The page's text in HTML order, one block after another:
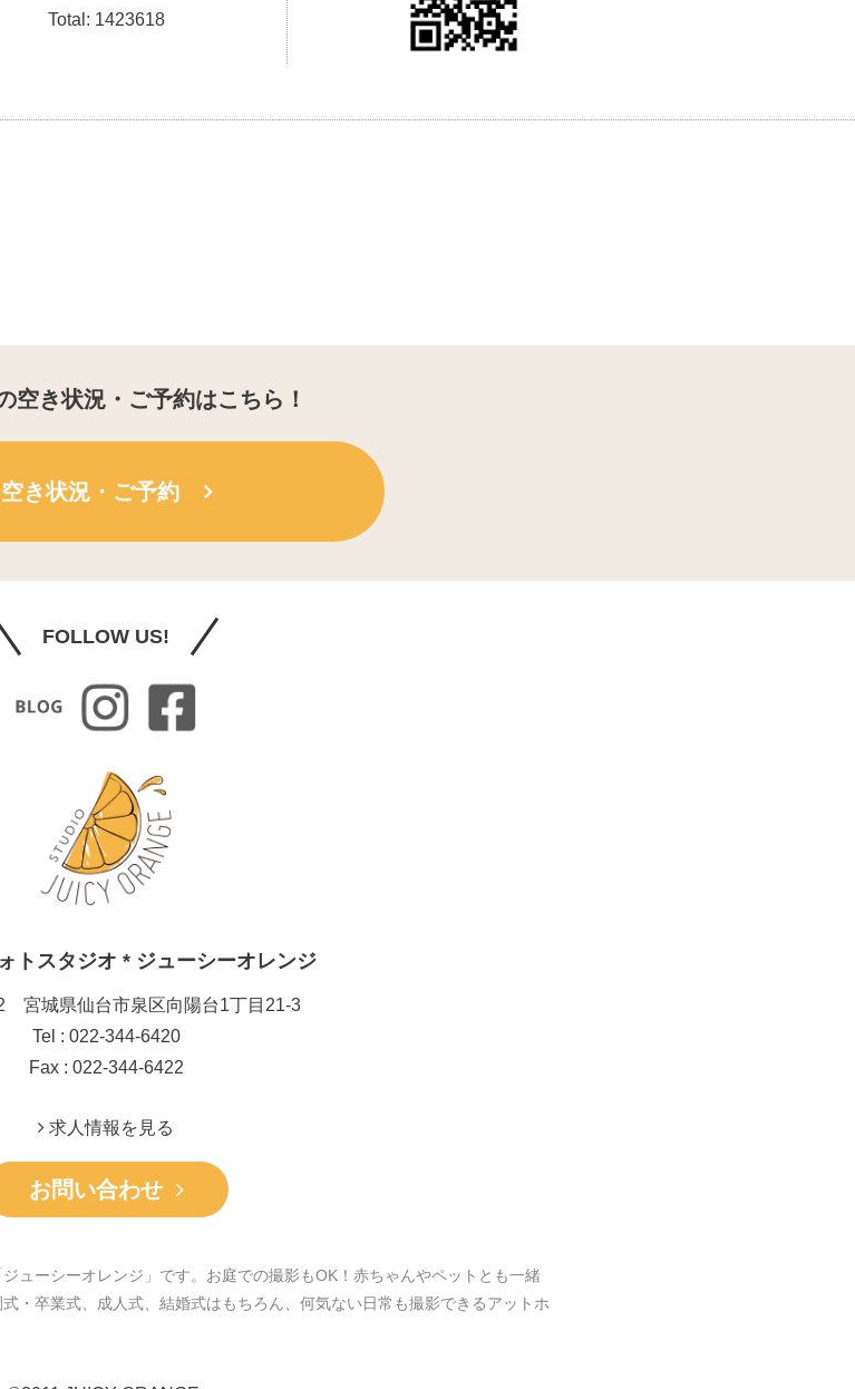
Total: 1423618
空き状況・ご予約はこちら！
空き状況・ご予約
FOLLOW US!
トスタジオ * ジューシーオレンジ
宮城県仙台市泉区向陽台1丁目21-3
Tel : 022-344-6420
Fax : 022-344-6422
求人情報を見る
お問い合わせ
ューシーオレンジ」です。お庭での撮影もOK！赤ちゃんやペットとも一緒
・卒業式、成人式、結婚式はもちろん、何気ない日常も撮影できるアットホ